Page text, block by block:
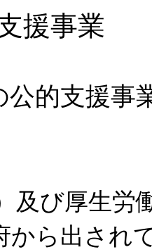
援事業
的支援事
及び厚生労
から出され